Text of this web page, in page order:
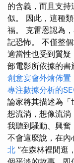
的含義，而且支
似。 因此，這種
福。 克雷恩認為
記恐怖。 不僅整
適當性也受到質
部電影所依據的
創意宴會外燴佈置
專注數據分析的
論家將其描述為
想流淌，想像流淌
我聽到騷動、興奮
不會這麼說，在內
北 ”在森林裡閒逛